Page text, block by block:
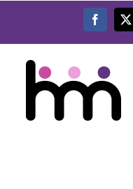
Facebook
X